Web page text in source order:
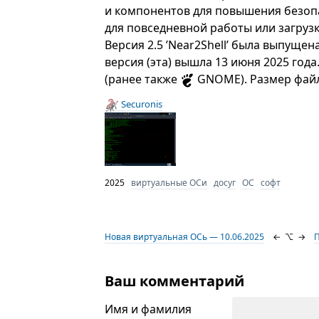
и компонентов для повышения
для повседневной работы или
Версия 2.5 ’Near2Shell’ была
версия (эта) вышла 13 июня 2025
(ранее также
GNOME). Размер
Securonis
2025 виртуальные ОСи досуг ОС софт
Новая виртуальная ОСь — 10.06.2025 ← ⌥ →
Ваш комментарий
Имя и фамилия